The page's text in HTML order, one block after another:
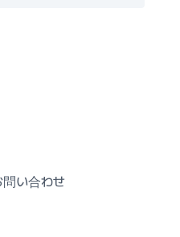
い合わせ